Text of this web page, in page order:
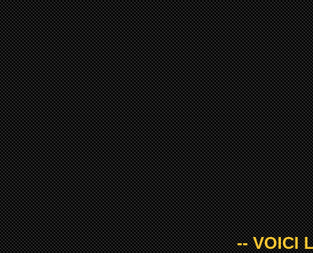
-- VOICI